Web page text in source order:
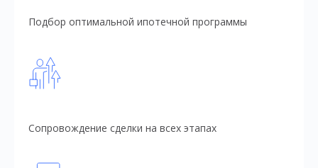
Подбор оптимальной ипотечной программы
Сопровождение сделки на всех этапах